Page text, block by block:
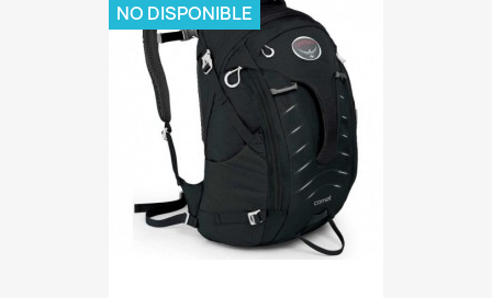
NO DISPONIBLE